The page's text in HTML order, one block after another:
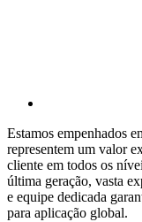
Estamos empenhados
representem um valor
cliente em todos os
última geração, vasta
e equipe dedicada
para aplicação global.